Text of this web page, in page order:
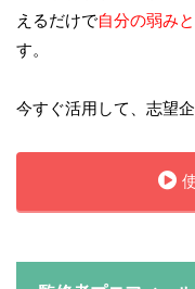
えるだけで自分の弱み
す。
今すぐ活用して、志望